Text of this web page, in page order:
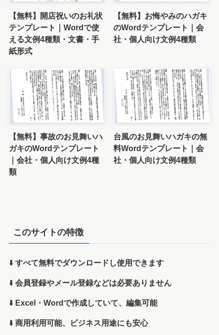
【無料】開店祝いのお礼状
テンプレート｜Wordで使
える文例4種類・文書・手
紙形式
【無料】お悔やみのハガキ
のWordテンプレート｜会
社・個人向け文例4種類
【無料】事故のお見舞いハ
ガキのWordテンプレート
｜会社・個人向け文例4種
類
台風のお見舞いハガキの無
料Wordテンプレート｜会
社・個人向け文例4種類
このサイトの特徴
⬇️ すべて無料でダウンロードし使用できます
⬇️ 会員登録やメール登録などは必要ありません
⬇️ Excel・Wordで作成していて、編集可能
⬇️ 商用利用可能、ビジネス用途にも安心